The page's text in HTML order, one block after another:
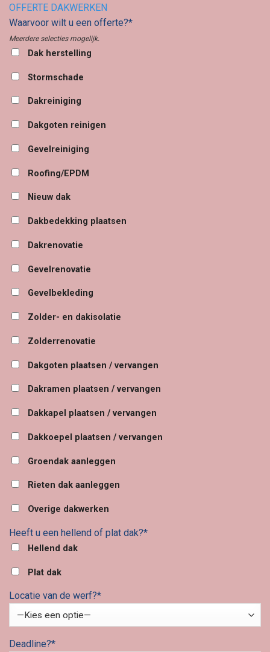
OFFERTE DAKWERKEN
Waarvoor wilt u een offerte?*
Meerdere selecties mogelijk.
Dak herstelling
Stormschade
Dakreiniging
Dakgoten reinigen
Gevelreiniging
Roofing/EPDM
Nieuw dak
Dakbedekking plaatsen
Dakrenovatie
Gevelrenovatie
Gevelbekleding
Zolder- en dakisolatie
Zolderrenovatie
Dakgoten plaatsen / vervangen
Dakramen plaatsen / vervangen
Dakkapel plaatsen / vervangen
Dakkoepel plaatsen / vervangen
Groendak aanleggen
Rieten dak aanleggen
Overige dakwerken
Heeft u een hellend of plat dak?*
Hellend dak
Plat dak
Locatie van de werf?*
Deadline?*